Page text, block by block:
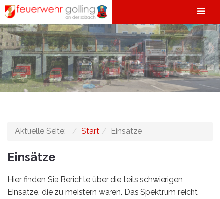
Aktuelle Seite: Start Einsätze
Einsätze
Hier finden Sie Berichte über die teils schwierigen
Einsätze, die zu meistern waren. Das Spektrum reicht